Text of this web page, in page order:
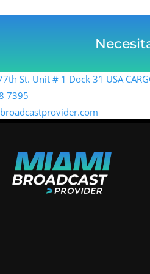
St. Unit # 1 Dock 31 USA
7395